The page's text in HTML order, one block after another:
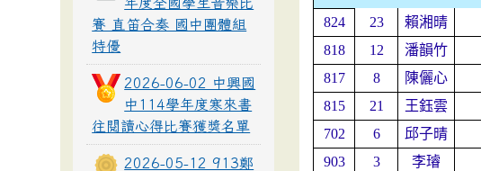
824 23 賴湘晴
818
12 潘韻竹
817
8 陳儷心
815
21 王鈺雲
702
6 邱子晴
903
3 李璿
賽 直笛合奏 國中團體組
特優
2026-06-02 中興國
中114學年度寒來書
往閱讀心得比賽獲獎名單
2026-05-12 913鄭